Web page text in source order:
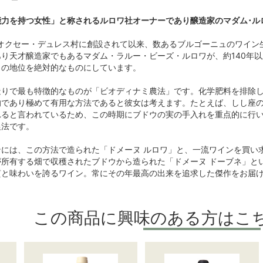
を持つ女性」と称されるルロワ社オーナーであり醸造家のマダム･ル
セー・デュレス村に創設されて以来、数あるブルゴーニュのワイ
天才醸造家でもあるマダム・ラルー・ビーズ・ルロワが、約140年
地位を絶対的なものにしています。
で最も特徴的なものが「ビオディナミ農法」です。化学肥料を排
あり極めて有用な方法であると彼女は考えます。たとえば、しし
と言われているため、この時期にブドウの実の手入れを重点的に
です。
は、この方法で造られた「ドメーヌ ルロワ」と、一流ワインを買
有する畑で収穫されたブドウから造られた「ドメーヌ ドーブネ」
味わいを誇るワイン。常にその年最高の出来を追求した傑作をお届
この商品に興味のある方はこ